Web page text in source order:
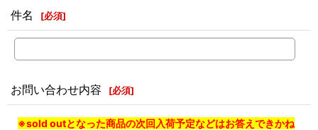
件名 [必須]
お問い合わせ内容 [必須]
※sold outとなった商品の次回入荷予定などはお答えできかね